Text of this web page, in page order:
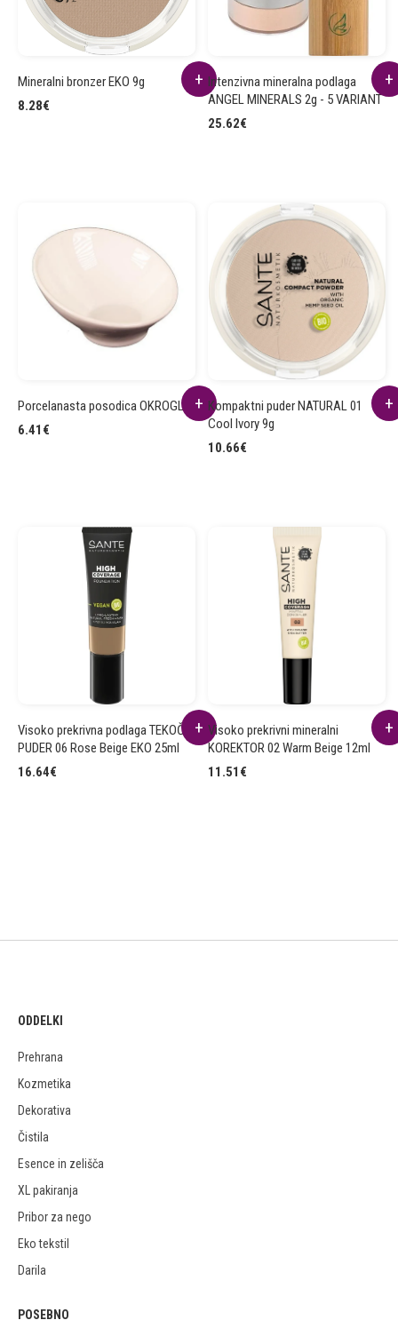
Mineralni bronzer EKO 9g
8.28€
Intenzivna mineralna podlaga
ANGEL MINERALS 2g - 5 VARIANT
25.62€
Porcelanasta posodica OKROGLA
6.41 €
Kompaktni puder NATURAL 01
Cool Ivory 9g
10.66€
Visoko prekrivna podlaga TEKOČI
PUDER 06 Rose Beige EKO 25ml
16.64€
Visoko prekrivni mineralni
KOREKTOR 02 Warm Beige 12ml
11.51 €
ODDELKI
Prehrana
Kozmetika
Dekorativa
Čistila
Esence in zelišča
XL pakiranja
Pribor za nego
Eko tekstil
Darila
POSEBNO